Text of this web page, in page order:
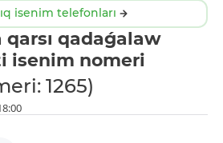
isenim telefonları
qadaǵalaw
isenim nomeri
1265)